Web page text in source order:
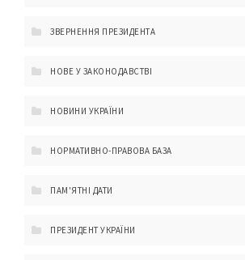
ЗВЕРНЕННЯ ПРЕЗИДЕНТА
НОВЕ У ЗАКОНОДАВСТВІ
НОВИНИ УКРАЇНИ
НОРМАТИВНО-ПРАВОВА БАЗА
ПАМ'ЯТНІ ДАТИ
ПРЕЗИДЕНТ УКРАЇНИ